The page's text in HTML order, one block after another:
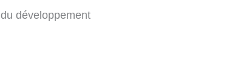
développement